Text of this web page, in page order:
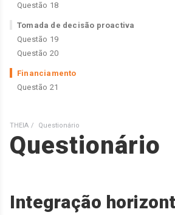
Questão 18
Tomada de decisão proactiva
Questão 19
Questão 20
Financiamento
Questão 21
THEIA Questionário
Questionário
Integração